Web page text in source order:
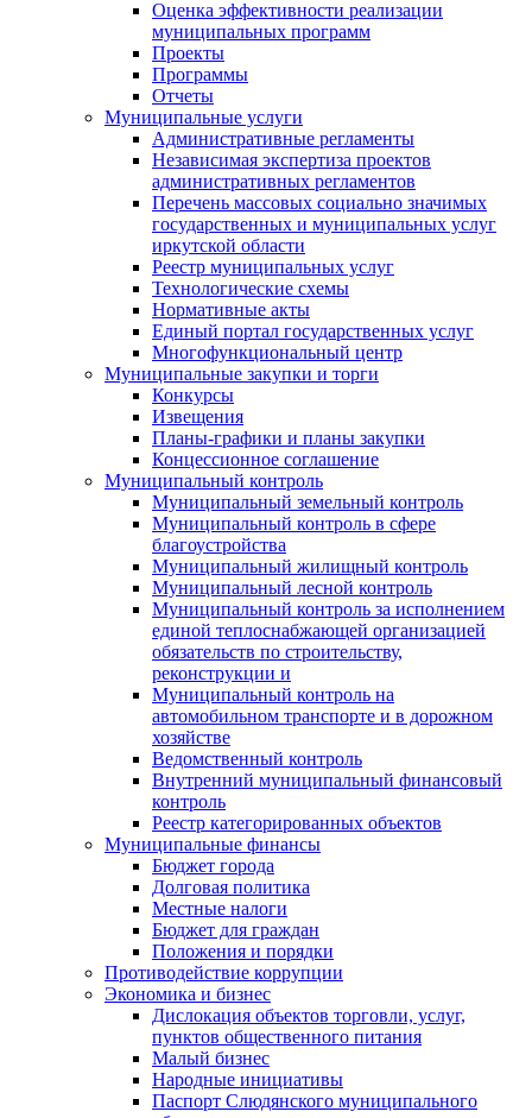
Оценка эффективности реализации
муниципальных программ
Проекты
Программы
Отчеты
Муниципальные услуги
Административные регламенты
Независимая экспертиза проектов
административных регламентов
Перечень массовых социально значимых
государственных и муниципальных услуг
иркутской области
Реестр муниципальных услуг
Технологические схемы
Нормативные акты
Единый портал государственных услуг
Многофункциональный центр
Муниципальные закупки и торги
Конкурсы
Извещения
Планы-графики и планы закупки
Концессионное соглашение
Муниципальный контроль
Муниципальный земельный контроль
Муниципальный контроль в сфере
благоустройства
Муниципальный жилищный контроль
Муниципальный лесной контроль
Муниципальный контроль за исполнением
единой теплоснабжающей организацией
обязательств по строительству,
реконструкции и
Муниципальный контроль на
автомобильном транспорте и в дорожном
хозяйстве
Ведомственный контроль
Внутренний муниципальный финансовый
контроль
Реестр категорированных объектов
Муниципальные финансы
Бюджет города
Долговая политика
Местные налоги
Бюджет для граждан
Положения и порядки
Противодействие коррупции
Экономика и бизнес
Дислокация объектов торговли, услуг,
пунктов общественного питания
Малый бизнес
Народные инициативы
Паспорт Слюдянского муниципального